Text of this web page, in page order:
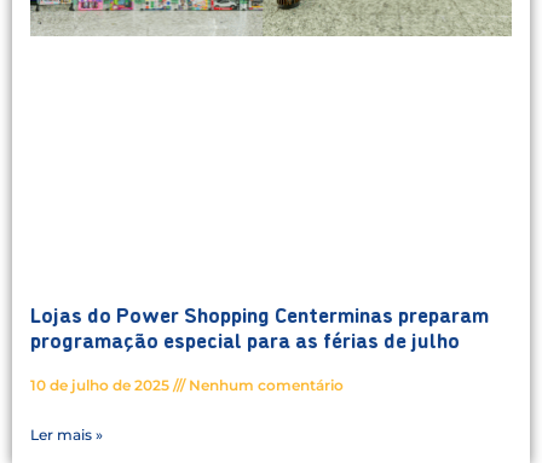
Lojas do Power Shopping Centerminas preparam
programação especial para as férias de julho
10 de julho de 2025 Nenhum comentário
Ler mais »